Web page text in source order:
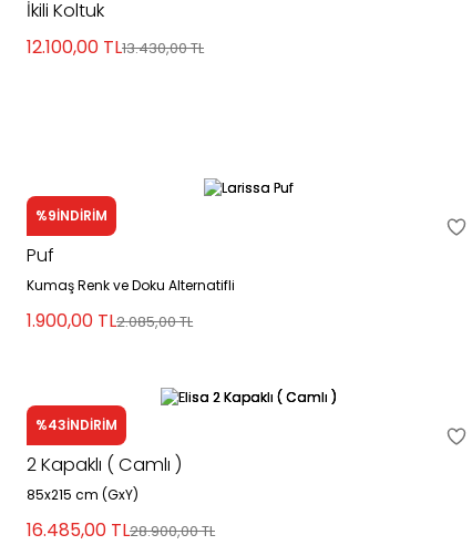
Üçlü Koltuklar
TV Ünitesi
Yemek Odası Takımı
Şifonyer
Kitaplık
Ranza
Şifonyer
İkili Koltuk
12.100,00 TL13.430,00TL
%9İNDİRİM
Larissa
Puf
Kumaş Renk ve Doku Alternatifli
1.900,00 TL2.085,00TL
%43İNDİRİM
Elisa
2 Kapaklı ( Camlı )
85x215 cm (GxY)
16.485,00 TL28.900,00TL